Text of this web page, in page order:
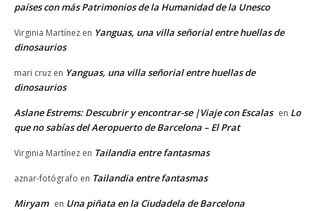
países con más Patrimonios de la Humanidad de la Unesco
Virginia Martínez en Yanguas, una villa señorial entre huellas de
dinosaurios
mari cruz en Yanguas, una villa señorial entre huellas de
dinosaurios
Aslane Estrems: Descubrir y encontrar-se |Viaje con Escalas en Lo
que no sabías del Aeropuerto de Barcelona – El Prat
Virginia Martínez en Tailandia entre fantasmas
aznar-fotógrafo en Tailandia entre fantasmas
Miryam en Una piñata en la Ciudadela de Barcelona